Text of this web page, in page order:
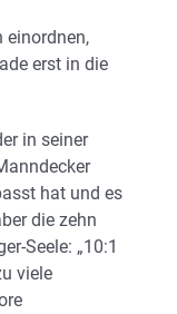
einordnen,
erst in die
in seiner
hat und es
die zehn
Seele: „10:1
viele